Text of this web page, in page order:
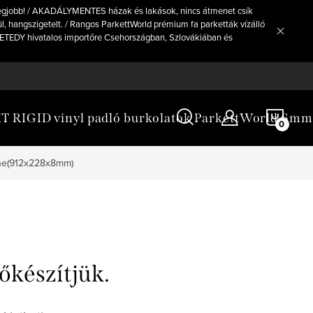
/ AKADÁLYMENTES házak és lakások, nincs átmenet csík
hangszigetelt. / Rangos ParkettWorld prémium fa parketták vízálló
hivatalos importőre Csehországban, Szlovákiában és
RIGID vinyl padló burkolatok ParkettWorld 6mm